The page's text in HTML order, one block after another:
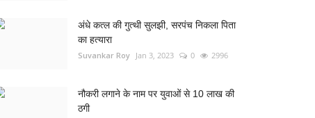
अंधे कत्ल की गुत्थी सुलझी, सरपंच निकला पिता
का हत्यारा
Suvankar Roy Jan 3, 2023 0 2996
नौकरी लगाने के नाम पर युवाओं से 10 लाख की
ठगी